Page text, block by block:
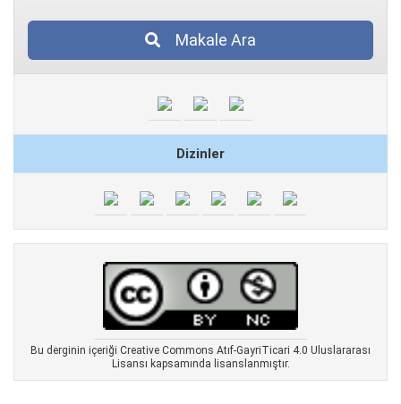
Makale Ara
Dizinler
Bu derginin içeriği Creative Commons Atıf-GayriTicari 4.0 Uluslararası
Lisansı kapsamında lisanslanmıştır.